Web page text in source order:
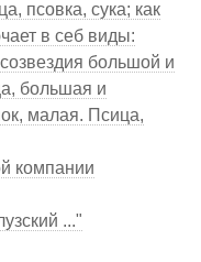
псовка, сука; как
в себ виды:
большой и
большая и
малая. Псица,
компании
..."